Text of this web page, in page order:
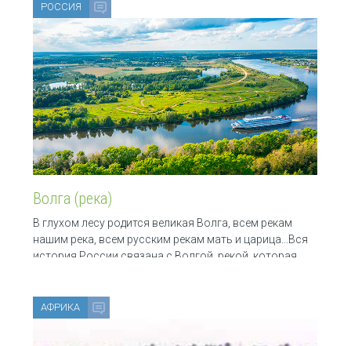
РОССИЯ
Волга (река)
В глухом лесу родится великая Волга, всем рекам
нашим река, всем русским рекам мать и царица...Вся
история России связана с Волгой, рекой, которая
АФРИКА